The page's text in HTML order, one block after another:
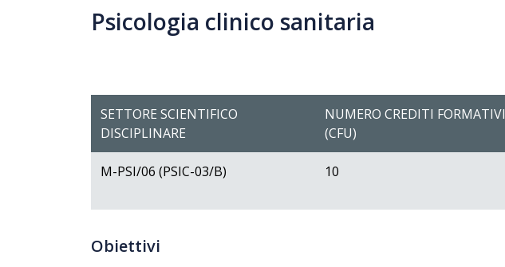
Psicologia clinico sanitaria
SETTORE SCIENTIFICO
DISCIPLINARE
NUMERO CREDITI FORMATIVI
(CFU)
M-PSI/06 (PSIC-03/B) 10
Obiettivi